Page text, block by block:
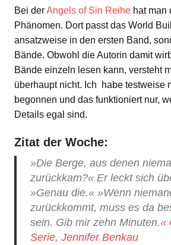
Bei derAngels of Sin Reihe hat man
Phänomen. Dort passt das World
ansatzweise in den ersten Band,
Bände. Obwohl die Autorin damit
Bände einzeln lesen kann, versteht
überhaupt nicht. Ich habe testweise
begonnen und das funktioniert nur,
Details egal sind.
Zitat der Woche:
»Die Berge, aus denen
zurückkam?« Er leckt sich
»Genau die.« »Wenn
zurückkommt, muss es da
sein. Gib mir zehn Minuten.«
Serie, Jennifer Benkau